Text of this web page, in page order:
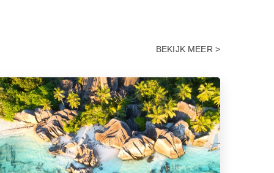
BEKIJK MEER >